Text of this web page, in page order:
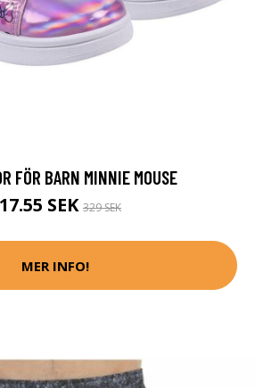
FÖR BARN MINNIE MOUSE
SEK 329 SEK
MER INFO!